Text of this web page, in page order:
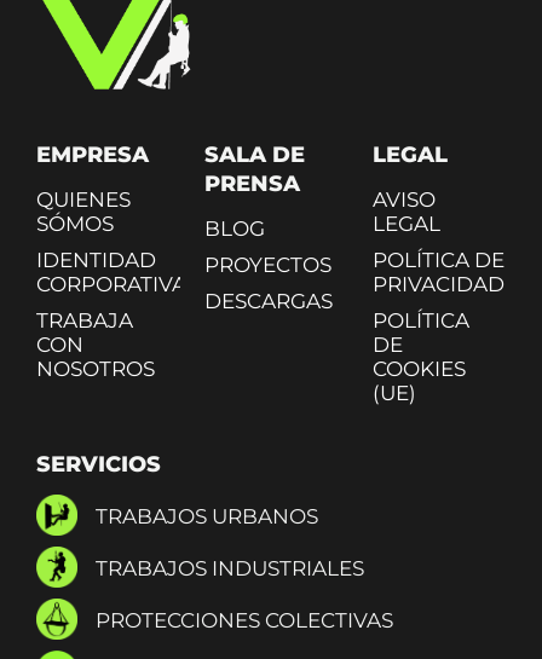
EMPRESA
QUIENES
SÓMOS
IDENTIDAD
CORPORATIVA
TRABAJA
CON
NOSOTROS
SALA DE
PRENSA
BLOG
PROYECTOS
DESCARGAS
LEGAL
AVISO
LEGAL
POLÍTICA DE
PRIVACIDAD
POLÍTICA
DE
COOKIES
(UE)
SERVICIOS
TRABAJOS URBANOS
TRABAJOS INDUSTRIALES
PROTECCIONES COLECTIVAS